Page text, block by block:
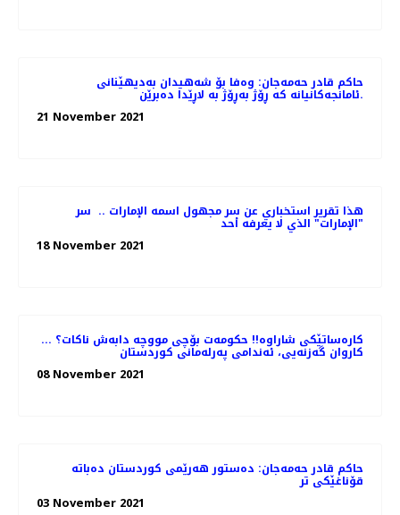
حاکم قادر حەمەجان: وەفا بۆ شەهیدان بەدیهێنانی
ئامانجەکانیانە کە ڕۆژ بەڕۆژ بە لاڕێدا دەبرێن.
21 November 2021
هذا تقرير استخباري عن سر مجهول اسمه الإمارات .. ‏ سر
"الإمارات" الذي لا يعرفه أحد
18 November 2021
کارەساتێکی شاراوە!! حکومەت بۆچی مووچە دابەش ناکات؟ ...
كاروان گه‌زنه‌یی، ئه‌ندامی په‌رله‌مانی كوردستان
08 November 2021
حاكم قادر حه‌مه‌جان: دەستور ھەرێمی كوردستان دەباتە
قۆناغێكی تر
03 November 2021